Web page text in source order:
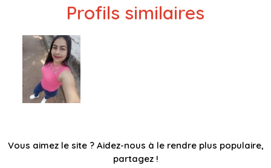
Profils similaires
Vous aimez le site ? Aidez-nous à le rendre plus populaire,
partagez !